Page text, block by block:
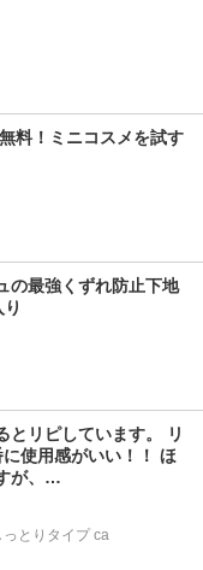
料！ミニコスメを試す
の最強くずれ防止下地
とリピしています。 リ
使用感がいい！！ ほ
が、…
とりタイプ ca